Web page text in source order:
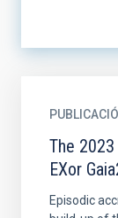
The
EXor
Episodic